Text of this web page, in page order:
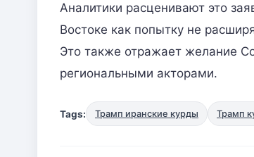
Аналитики расценивают это
Востоке как попытку не
Это также отражает желание
региональными акторами.
Tags: Трамп иранские курды Трамп